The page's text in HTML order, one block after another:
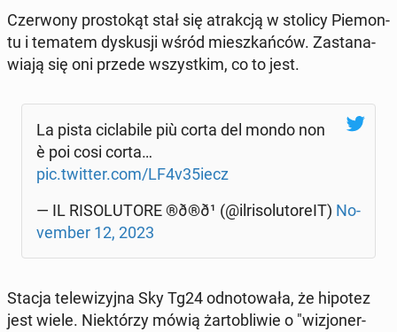
Czer­wo­ny pro­sto­kąt stał się atrak­cją w stolicy Pie­mon­
tu i tematem dys­ku­sji wśród miesz­kań­ców. Za­sta­na­
wia­ją się oni przede wszyst­kim, co to jest.
La pista cic­la­bi­le più corta del mondo non
è poi cosi corta…
pic.twitter.com/LF4v35iecz
— IL RI­SO­LU­TO­RE ®️ð®ð¹ (@il­ri­so­lu­to­re­IT) No­
vem­ber 12, 2023
Stacja te­le­wi­zyj­na Sky Tg24 od­no­to­wa­ła, że hipotez
jest wiele. Nie­któ­rzy mówią żar­to­bli­wie o "wi­zjo­ner­